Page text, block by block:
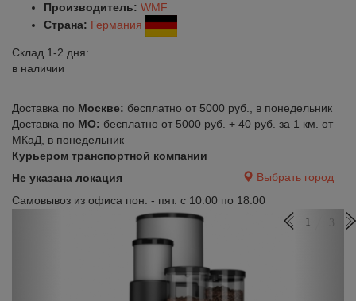
Производитель: WMF
Страна: Германия
Склад 1-2 дня:
в наличии
Доставка по Москве: бесплатно от 5000 руб., в понедельник
Доставка по МО: бесплатно от 5000 руб. + 40 руб. за 1 км. от
МКаД, в понедельник
Курьером транспортной компании
Не указана локация
Выбрать город
Самовывоз из офиса пон. - пят. с 10.00 по 18.00
Next
1